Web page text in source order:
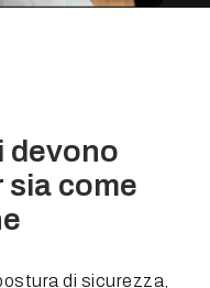
devono
come
di sicurezza,